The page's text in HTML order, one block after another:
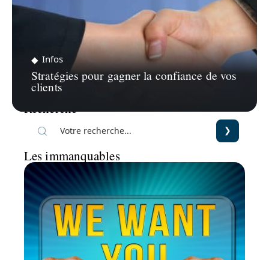
Infos
Stratégies pour gagner la confiance de vos
clients
Recherche
Les immanquables